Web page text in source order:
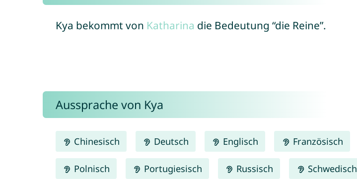
Kya bekommt von Katharina die Bedeutung “die Reine”.
Aussprache von Kya
Chinesisch Deutsch Englisch Französisch
Polnisch Portugiesisch Russisch Schwedisch